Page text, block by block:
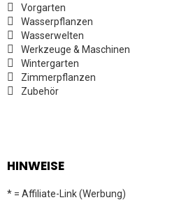
Vorgarten
Wasserpflanzen
Wasserwelten
Werkzeuge & Maschinen
Wintergarten
Zimmerpflanzen
Zubehör
HINWEISE
* = Affiliate-Link (Werbung)